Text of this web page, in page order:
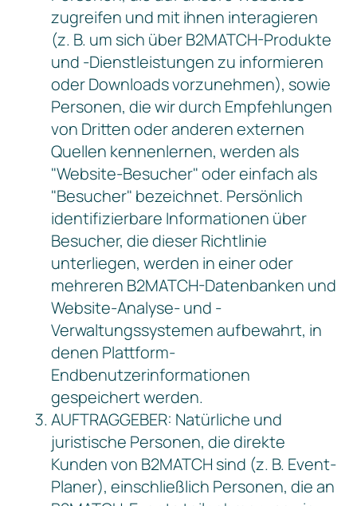
zugreifen und mit ihnen interagieren
(z. B. um sich über B2MATCH-Produkte
und -Dienstleistungen zu informieren
oder Downloads vorzunehmen), sowie
Personen, die wir durch Empfehlungen
von Dritten oder anderen externen
Quellen kennenlernen, werden als
"Website-Besucher" oder einfach als
"Besucher" bezeichnet. Persönlich
identifizierbare Informationen über
Besucher, die dieser Richtlinie
unterliegen, werden in einer oder
mehreren B2MATCH-Datenbanken und
Website-Analyse- und -
Verwaltungssystemen aufbewahrt, in
denen Plattform-
Endbenutzerinformationen
gespeichert werden.
AUFTRAGGEBER: Natürliche und
juristische Personen, die direkte
Kunden von B2MATCH sind (z. B. Event-
Planer), einschließlich Personen, die an